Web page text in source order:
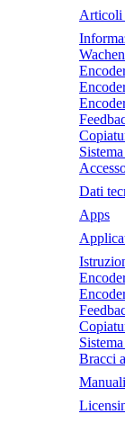
Articoli
Dati
Apps
Bracci
Manuali